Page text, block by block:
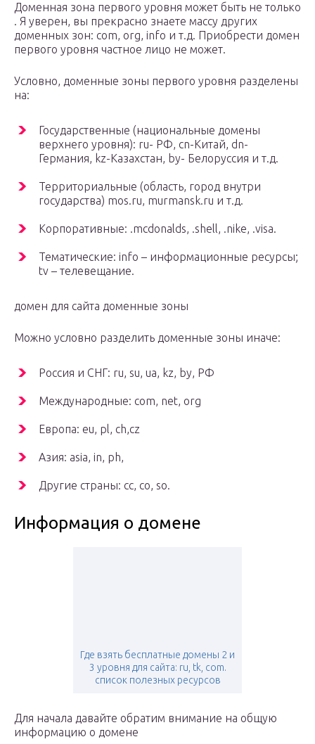
Доменная зона первого уровня может быть не только
. Я уверен, вы прекрасно знаете массу других
доменных зон: com, org, info и т.д. Приобрести домен
первого уровня частное лицо не может.
Условно, доменные зоны первого уровня разделены
на:
Государственные (национальные домены
верхнего уровня): ru- РФ, cn-Китай, dn-
Германия, kz-Казахстан, by- Белоруссия и т.д.
Территориальные (область, город внутри
государства) mos.ru, murmansk.ru и т.д.
Корпоративные: .mcdonalds, .shell, .nike, .visa.
Тематические: info – информационные ресурсы;
tv – телевещание.
домен для сайта доменные зоны
Можно условно разделить доменные зоны иначе:
Россия и СНГ: ru, su, ua, kz, by, РФ
Международные: com, net, org
Европа: eu, pl, ch,cz
Азия: asia, in, ph,
Другие страны: cc, co, so.
Информация о домене
Где взять бесплатные домены 2 и
3 уровня для сайта: ru, tk, com.
список полезных ресурсов
Для начала давайте обратим внимание на общую
информацию о домене